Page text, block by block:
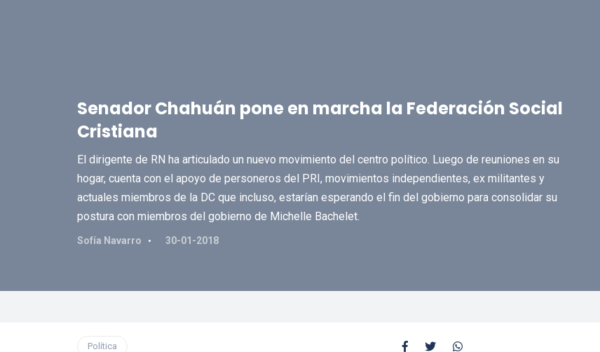
Senador Chahuán pone en marcha la Federación Social
Cristiana
El dirigente de RN ha articulado un nuevo movimiento del centro político. Luego de reuniones en su
hogar, cuenta con el apoyo de personeros del PRI, movimientos independientes, ex militantes y
actuales miembros de la DC que incluso, estarían esperando el fin del gobierno para consolidar su
postura con miembros del gobierno de Michelle Bachelet.
Sofía Navarro 30-01-2018
Política